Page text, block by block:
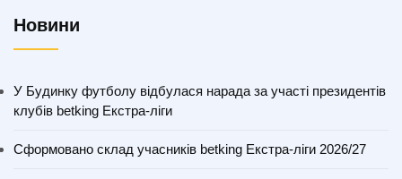
Новини
У Будинку футболу відбулася нарада за участі президентів
клубів betking Екстра-ліги
Сформовано склад учасників betking Екстра-ліги 2026/27